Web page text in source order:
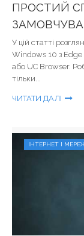
ПРОСТИЙ
У цій статті
Windows 10 з
або UC Browser.
тільки...
ЧИТАТИ ДАЛІ
ІНТЕРНЕТ І